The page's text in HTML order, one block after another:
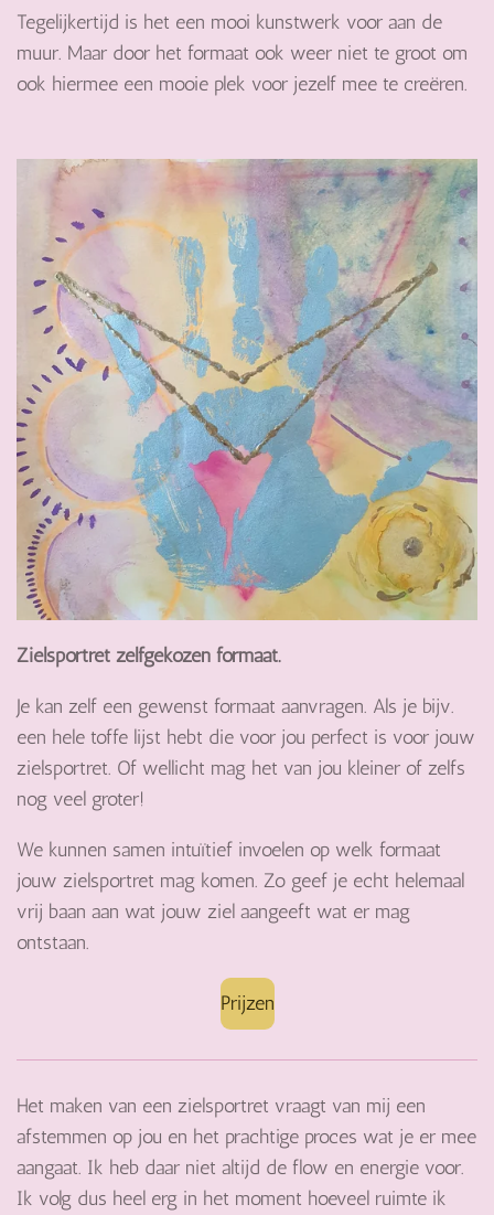
Tegelijkertijd is het een mooi kunstwerk voor aan de
muur. Maar door het formaat ook weer niet te groot om
ook hiermee een mooie plek voor jezelf mee te creëren.
Zielsportret zelfgekozen formaat.
Je kan zelf een gewenst formaat aanvragen. Als je bijv.
een hele toffe lijst hebt die voor jou perfect is voor jouw
zielsportret. Of wellicht mag het van jou kleiner of zelfs
nog veel groter!
We kunnen samen intuïtief invoelen op welk formaat
jouw zielsportret mag komen. Zo geef je echt helemaal
vrij baan aan wat jouw ziel aangeeft wat er mag
ontstaan.
Prijzen
Het maken van een zielsportret vraagt van mij een
afstemmen op jou en het prachtige proces wat je er mee
aangaat. Ik heb daar niet altijd de flow en energie voor.
Ik volg dus heel erg in het moment hoeveel ruimte ik